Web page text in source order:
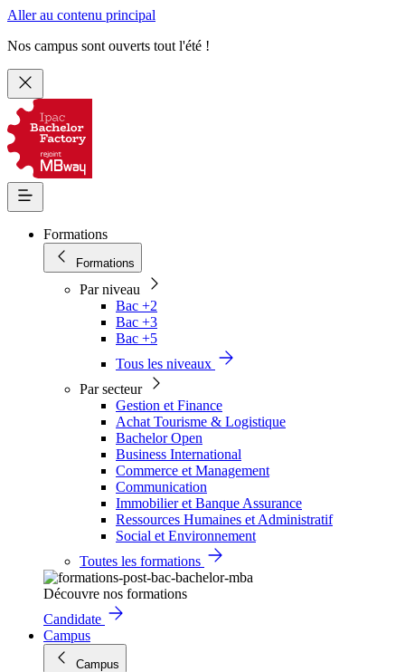
Aller au contenu principal
Nos campus sont ouverts tout l'été !
Formations
Formations
Par niveau
Bac +2
Bac +3
Bac +5
Tous les niveaux
Par secteur
Gestion et Finance
Achat Tourisme & Logistique
Bachelor Open
Business International
Commerce et Management
Communication
Immobilier et Banque Assurance
Ressources Humaines et Administratif
Social et Environnement
Toutes les formations
Découvre nos formations
Candidate
Campus
Campus